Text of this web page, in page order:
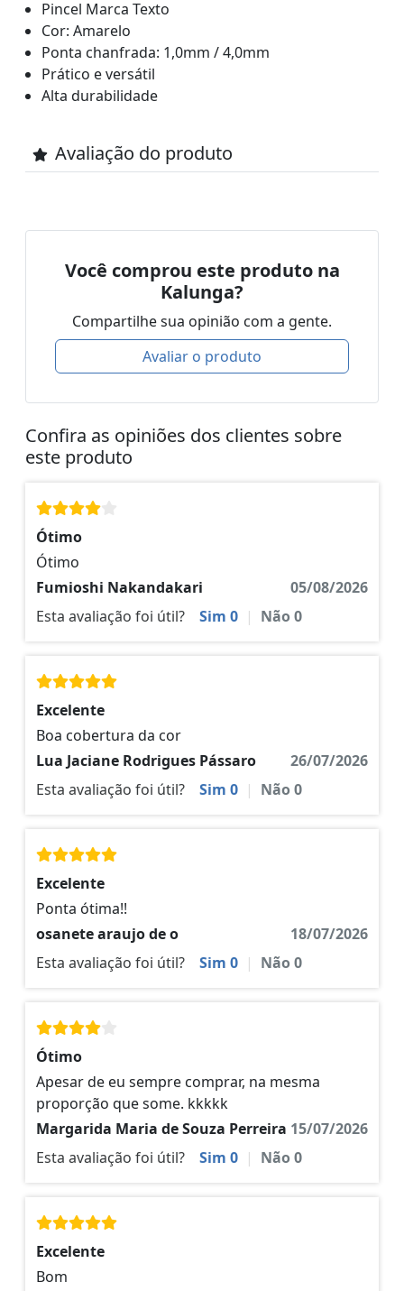
Pincel Marca Texto
Cor: Amarelo
Ponta chanfrada: 1,0mm / 4,0mm
Prático e versátil
Alta durabilidade
Avaliação do produto
Você comprou este produto na
Kalunga?
Compartilhe sua opinião com a gente.
Avaliar o produto
Confira as opiniões dos clientes sobre
este produto
Ótimo
Ótimo
Fumioshi Nakandakari
05/08/2026
Esta avaliação foi útil?
Sim 0 | Não0
Excelente
Boa cobertura da cor
Lua Jaciane Rodrigues Pássaro
26/07/2026
Esta avaliação foi útil?
Sim 0 | Não0
Excelente
Ponta ótima!!
osanete araujo de o
18/07/2026
Esta avaliação foi útil?
Sim 0 | Não0
Ótimo
Apesar de eu sempre comprar, na mesma
proporção que some. kkkkk
Margarida Maria de Souza Perreira 15/07/2026
Esta avaliação foi útil?
Sim 0 | Não0
Excelente
Bom